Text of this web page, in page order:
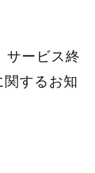
サービス終
するお知